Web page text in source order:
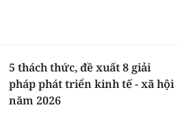
5 thách thức, đề xuất 8 giải
pháp phát triển kinh tế - xã hội
năm 2026